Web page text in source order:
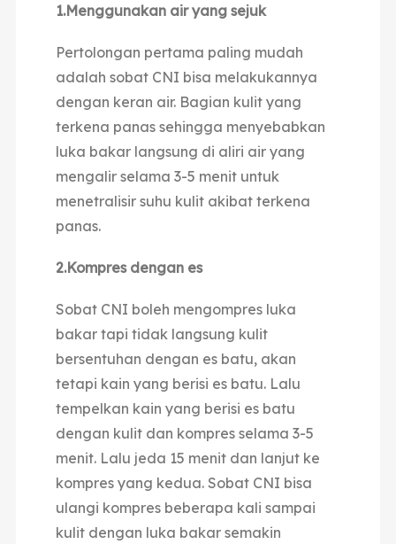
1.Menggunakan air yang sejuk
Pertolongan pertama paling mudah
adalah sobat CNI bisa melakukannya
dengan keran air. Bagian kulit yang
terkena panas sehingga menyebabkan
luka bakar langsung di aliri air yang
mengalir selama 3-5 menit untuk
menetralisir suhu kulit akibat terkena
panas.
2.Kompres dengan es
Sobat CNI boleh mengompres luka
bakar tapi tidak langsung kulit
bersentuhan dengan es batu, akan
tetapi kain yang berisi es batu. Lalu
tempelkan kain yang berisi es batu
dengan kulit dan kompres selama 3-5
menit. Lalu jeda 15 menit dan lanjut ke
kompres yang kedua. Sobat CNI bisa
ulangi kompres beberapa kali sampai
kulit dengan luka bakar semakin